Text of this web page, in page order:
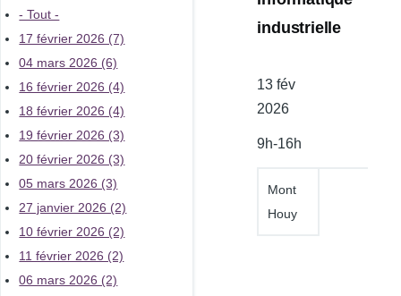
- Tout -
17 février 2026 (7)
04 mars 2026 (6)
16 février 2026 (4)
18 février 2026 (4)
19 février 2026 (3)
20 février 2026 (3)
05 mars 2026 (3)
27 janvier 2026 (2)
10 février 2026 (2)
11 février 2026 (2)
06 mars 2026 (2)
industrielle
Date
de
13 fév
2026
9h-16h
Mont
Houy